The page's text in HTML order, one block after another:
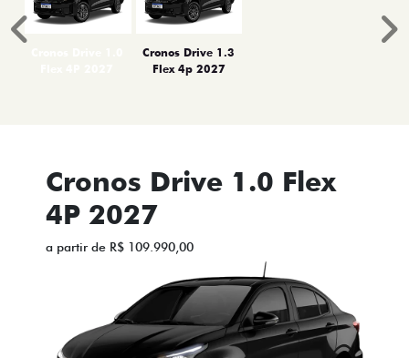
Cronos Drive 1.3
Flex 4p 2027
Anterior
Cronos Drive 1.0 Flex
4P 2027
a partir de R$ 109.990,00